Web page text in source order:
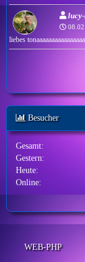
liebes
Besucher
Gesamt:
Gestern:
Heute:
Online:
WEB-PHP